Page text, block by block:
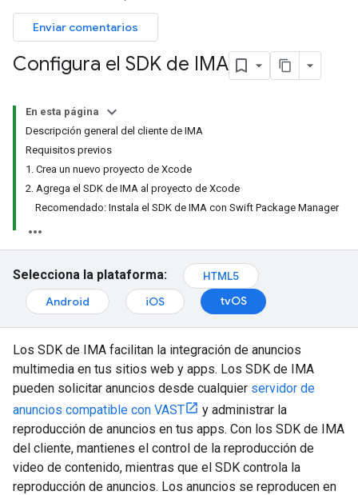
Enviar comentarios
Configura el SDK de IMA
En esta página
Descripción general del cliente de IMA
Requisitos previos
1. Crea un nuevo proyecto de Xcode
2. Agrega el SDK de IMA al proyecto de Xcode
Recomendado: Instala el SDK de IMA con Swift Package Manager
Selecciona la plataforma:
HTML5
Android
iOS tvOS
Los SDK de IMA facilitan la integración de anuncios
multimedia en tus sitios web y apps. Los SDK de IMA
pueden solicitar anuncios desde cualquier servidor de
anuncios compatible con VAST
y administrar la
reproducción de anuncios en tus apps. Con los SDK de IMA
del cliente, mantienes el control de la reproducción de
video de contenido, mientras que el SDK controla la
reproducción de anuncios. Los anuncios se reproducen en